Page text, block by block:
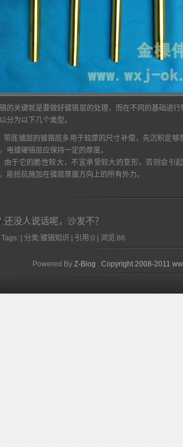
的关键就是要做好镀铬层的处理，而在不同的基础进
分为以下几个类型。
带底镀层的镀铬层多用于较厚的尺寸补偿，先沉积足
电镀硬铬层应保持一定的厚度。
由于它的脆性较大，不宜承受较大的变形，否则会引
能抵抗施加在镀层厚度方向上的所有外力。
还没人说话呢，沙发不？
Tags: | 分类:镀铬知识 | 引用:0 | 浏览:86
Powered By Z-Blog Copyright 2008-2011